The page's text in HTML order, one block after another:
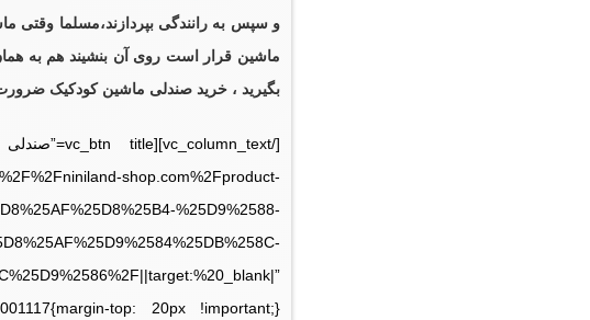
و سپس به رانندگی بپردازند،مسلما وقتی
ماشین قرار است روی آن بنشیند هم به
بگیرید ، خرید صندلی ماشین کودکیک ضرورت
shop.com%2Fproduct-
%25D9%2588-